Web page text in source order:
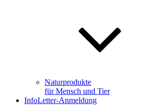
Naturprodukte
für Mensch und Tier
InfoLetter-Anmeldung